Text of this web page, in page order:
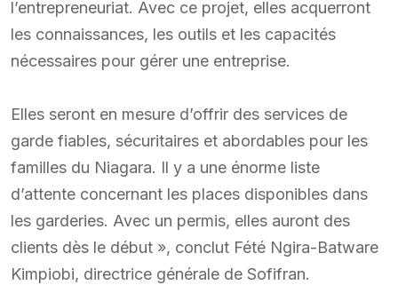
l’entrepreneuriat. Avec ce projet, elles acquerront
les connaissances, les outils et les capacités
nécessaires pour gérer une entreprise.
Elles seront en mesure d’offrir des services de
garde fiables, sécuritaires et abordables pour les
familles du Niagara. Il y a une énorme liste
d’attente concernant les places disponibles dans
les garderies. Avec un permis, elles auront des
clients dès le début », conclut Fété Ngira-Batware
Kimpiobi, directrice générale de Sofifran.